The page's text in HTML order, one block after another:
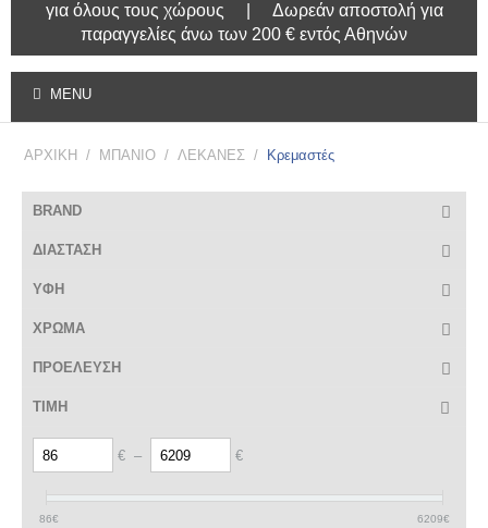
για όλους τους χώρους | Δωρεάν αποστολή για
παραγγελίες άνω των 200 € εντός Αθηνών
MENU
ΑΡΧΙΚΗ / ΜΠΑΝΙΟ / ΛΕΚΑΝΕΣ / Κρεμαστές
BRAND
ΔΙΑΣΤΑΣΗ
ΥΦΗ
ΧΡΩΜΑ
ΠΡΟΕΛΕΥΣΗ
ΤΙΜΗ
€ – €
86€ 6209€